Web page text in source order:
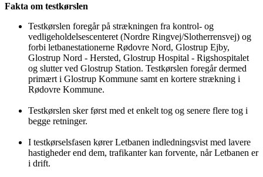
Fakta om testkørslen
Testkørslen foregår på strækningen fra kontrol- og
vedligeholdelsescenteret (Nordre Ringvej/Slotherrensvej) og
forbi letbanestationerne Rødovre Nord, Glostrup Ejby,
Glostrup Nord - Hersted, Glostrup Hospital - Rigshospitalet
og slutter ved Glostrup Station. Testkørslen foregår dermed
primært i Glostrup Kommune samt en kortere strækning i
Rødovre Kommune.
Testkørslen sker først med et enkelt tog og senere flere tog i
begge retninger.
I testkørselsfasen kører Letbanen indledningsvist med lavere
hastigheder end dem, trafikanter kan forvente, når Letbanen er
i drift.